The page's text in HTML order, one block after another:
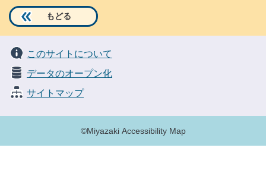
もどる
このサイトについて
データのオープン化
サイトマップ
©Miyazaki Accessibility Map